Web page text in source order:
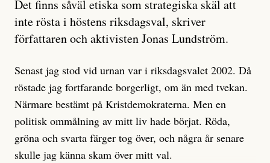
är sant, vad som är rykten”, utan den bidrar bara till
ännu mer ryktesspridning. Det finns inte ett enda bevis
misstänkta personen är en infiltratör. Det som läsaren
får veta är att personen har ändrat sina politiska åsikter
under åren, att den har raderat tidigare innehåll på sina
sociala medier, att artikelns författare inte förstår sig
på personens ekonomi och att det tydligen finns
anonyma röster inom rörelsen som säger saker som
Det finns såväl etiska som strategiska skäl att
inte rösta i höstens riksdagsval, skriver
författaren och aktivisten Jonas Lundström.
Senast jag stod vid urnan var i riksdagsvalet 2002. Då
röstade jag fortfarande borgerligt, om än med tvekan.
Närmare bestämt på Kristdemokraterna. Men en
politisk ommålning av mitt liv hade börjat. Röda,
gröna och svarta färger tog över, och några år senare
skulle jag känna skam över mitt val.